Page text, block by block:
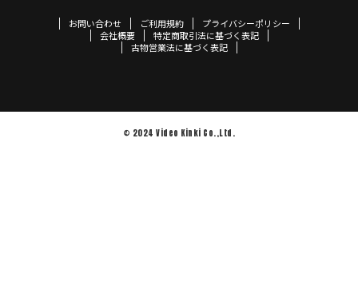
お問い合わせ ご利用規約
プライバシーポリシー
会社概要
特定商取引法に基づく表記
古物営業法に基づく表記
© 2024 Video Kinki Co.,Ltd.